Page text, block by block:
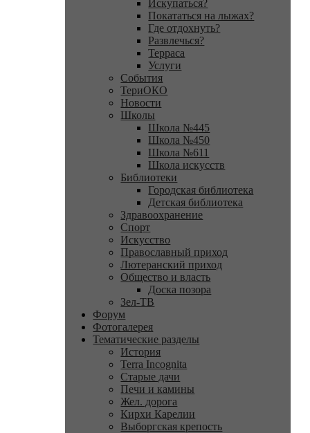
Искупаться?
Покататься на лыжах?
Где отдохнуть?
Развлечься?
Терраса
Услуги
События
ТериОКО
Новости
Школы
Школа №445
Школа №450
Школа №611
Школа искусств
Библиотеки
Городская библиотека
Детская библиотека
Здравоохранение
Спорт
Искусство
Православный приход
Лютеранский приход
Общество и власть
Доска позора
Зел-ТВ
Форум
Фотогалерея
Тематические разделы
История
Terra Incognita
Старые дачи
Печи и камины
Жел. дорога
Кирхи Карелии
Выборгская крепость